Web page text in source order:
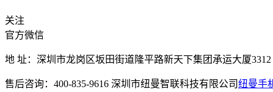
关注
官方微信
地 址：深圳市龙岗区坂田街道隆平路新天下集团承运大厦
售后咨询：400-835-9616 深圳市纽曼智联科技有限公司纽曼手